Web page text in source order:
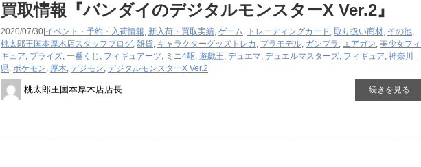
買取情報『バンダイのデジタルモンスターX ​Ver.2』
2020/07/30| イベント・予約・入荷情報, 新入荷・買取実績, ゲーム, トレーディングカード, 取り扱い商材, その他,
桃太郎王国本厚木店スタッフブログ, 雑貨, キャラクターグッズ トレカ , プラモデル, ガンプラ , エアガン, 美少女フィ
ギュア, プライズ, 一番くじ , フィギュアーツ, ミニ4駆, 遊戯王, デュエマ, デュエルマスターズ, フィギュア, 神奈川
県, ポケモン, 厚木, デジモン, デジタルモンスターX ​Ver.2
桃太郎王国本厚木店店長 続きを見る